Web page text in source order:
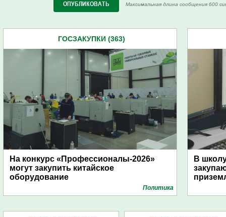
Максимальная длина сообщения 600
ГОСЗАКУПКИ (363)
На конкурс «Профессионалы-2026»
могут закупить китайское
оборудование
Политика
В